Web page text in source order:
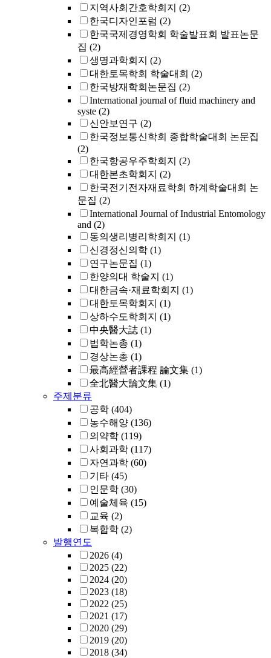
지역사회간호학회지 (2)
한국디자인포럼 (2)
한국국제경영학회 학술발표회 발표논문
집 (2)
생명과학회지 (2)
대한토목학회 학술대회 (2)
한국방재학회논문집 (2)
International journal of fluid machinery and
syste (2)
신안보연구 (2)
한국정보통신학회 종합학술대회 논문집
(2)
한국항공우주학회지 (2)
대한본초학회지 (2)
한국전기전자재료학회 하계학술대회 논
문집 (2)
International Journal of Industrial Entomology
and (2)
동의생리병리학회지 (1)
신경정신의학 (1)
연구논문집 (1)
한양의대 학술지 (1)
대한금속·재료학회지 (1)
대한토목학회지 (1)
상하수도학회지 (1)
中央醫大誌 (1)
법학논총 (1)
경상논총 (1)
最高經營者課程 論文集 (1)
全北醫大論文集 (1)
주제분류
공학 (404)
농수해양 (136)
의약학 (119)
사회과학 (117)
자연과학 (60)
기타 (45)
인문학 (30)
예술체육 (15)
교육 (2)
복합학 (2)
발행연도
2026 (4)
2025 (22)
2024 (20)
2023 (18)
2022 (25)
2021 (17)
2020 (29)
2019 (20)
2018 (34)